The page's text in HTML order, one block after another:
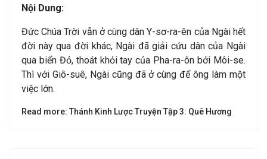
Nội Dung:
Đức Chúa Trời vẫn ở cùng dân Y-sơ-ra-ên của Ngài hết
đời này qua đời khác, Ngài đã giải cứu dân của Ngài
qua biển Đỏ, thoát khỏi tay của Pha-ra-ôn bởi Môi-se.
Thì với Giô-suê, Ngài cũng đã ở cùng để ông làm một
việc lớn.
Read more: Thánh Kinh Lược Truyện Tập 3: Quê Hương